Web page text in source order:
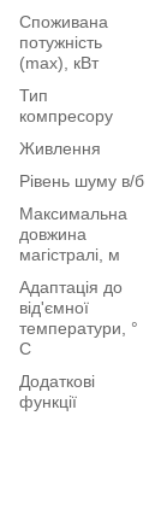
Споживана
потужність
(max), кВт
Тип
компресору
Живлення
Рівень шуму в/б
Максимальна
довжина
магістралі, м
Адаптація до
від'ємної
температури, °
C
Додаткові
функції